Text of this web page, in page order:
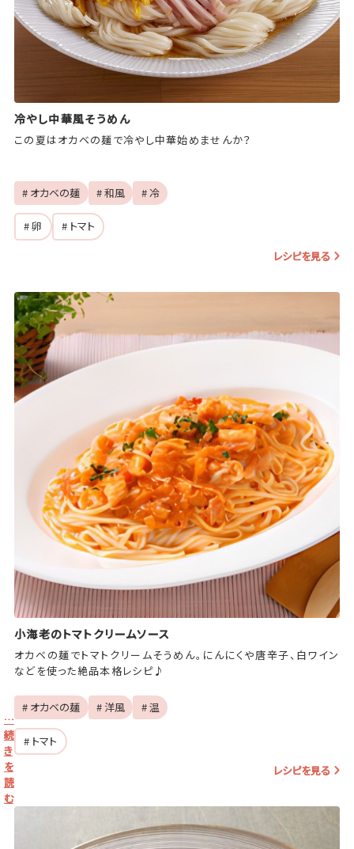
冷やし中華風そうめん
この夏はオカベの麺で冷やし中華始めませんか？
# オカベの麺 # 和風 # 冷
# 卵
# トマト
レシピを見る
小海老のトマトクリームソース
オカベの麺でトマトクリームそうめん。にんにくや唐辛子、白ワイン
などを使った絶品本格レシピ♪
# オカベの麺 # 洋風 # 温
# トマト
レシピを見る
…
続
き
を
読
む